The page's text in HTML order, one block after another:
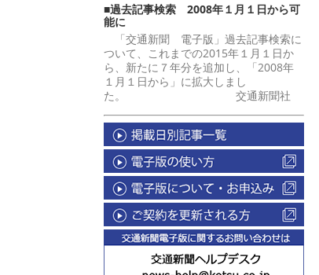
■過去記事検索 2008年１月１日から可
能に
「交通新聞 電子版」過去記事検索に
ついて、これまでの2015年１月１日か
ら、新たに７年分を追加し、「2008年
１月１日から」に拡大しまし
た。 交通新聞社